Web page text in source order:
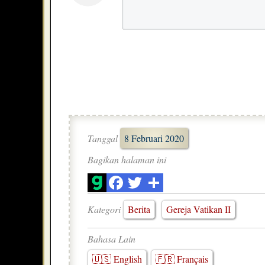
Tanggal 8 Februari 2020
Bagikan halaman ini
Kategori Berita Gereja Vatikan II
Bahasa Lain
🇺🇸 English
🇫🇷 Français